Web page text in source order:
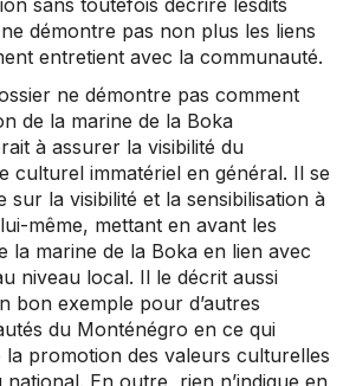
sans toutefois décrire lesdits
démontre pas non plus les liens
entretient avec la communauté.
ne démontre pas comment
de la marine de la Boka
à assurer la visibilité du
culturel immatériel en général. Il se
sur la visibilité et la sensibilisation à
lui-même, mettant en avant les
la marine de la Boka en lien avec
niveau local. Il le décrit aussi
bon exemple pour d’autres
du Monténégro en ce qui
promotion des valeurs culturelles